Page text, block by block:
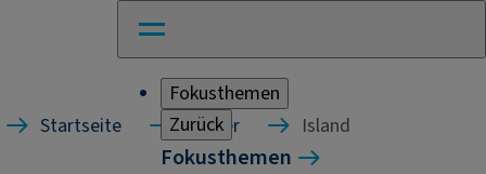
Fokusthemen
Zurück
Fokusthemen
Startseite Länder Island